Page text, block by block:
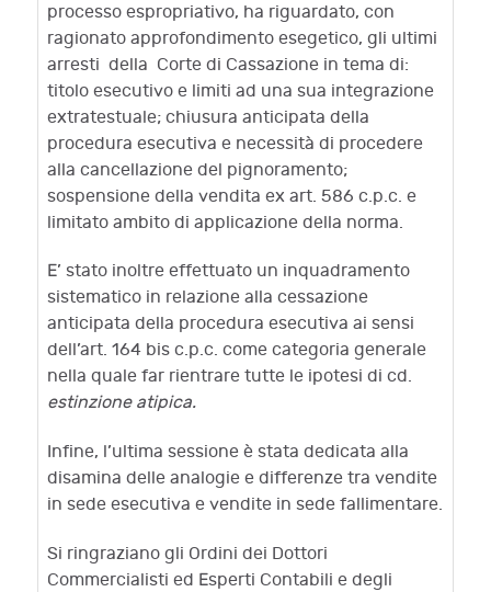
processo espropriativo, ha riguardato, con
ragionato approfondimento esegetico, gli ultimi
arresti della Corte di Cassazione in tema di:
titolo esecutivo e limiti ad una sua integrazione
extratestuale; chiusura anticipata della
procedura esecutiva e necessità di procedere
alla cancellazione del pignoramento;
sospensione della vendita ex art. 586 c.p.c. e
limitato ambito di applicazione della norma.
E’ stato inoltre effettuato un inquadramento
sistematico in relazione alla cessazione
anticipata della procedura esecutiva ai sensi
dell’art. 164 bis c.p.c. come categoria generale
nella quale far rientrare tutte le ipotesi di cd.
estinzione atipica.
Infine, l’ultima sessione è stata dedicata alla
disamina delle analogie e differenze tra vendite
in sede esecutiva e vendite in sede fallimentare.
Si ringraziano gli Ordini dei Dottori
Commercialisti ed Esperti Contabili e degli